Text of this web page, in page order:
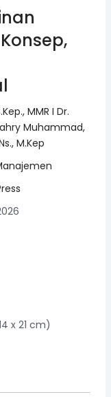
MMR I Dr.
Muhammad,
M.Kep
x 21 cm)